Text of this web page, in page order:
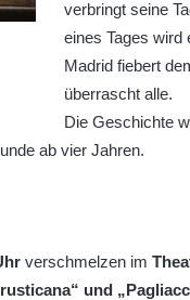
verbringt seine
eines Tages wird
Madrid fiebert
überrascht alle.
Die Geschichte
ab vier Jahren.
verschmelzen im
und